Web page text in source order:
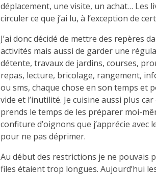
déplacement, une visite, un achat… Les
circuler ce que j’ai lu, à l’exception de
J’ai donc décidé de mettre des repères
activités mais aussi de garder une
détente, travaux de jardins, courses,
repas, lecture, bricolage, rangement,
ou sms, chaque chose en son temps et
vide et l’inutilité. Je cuisine aussi plus
prends le temps de les préparer moi-
confiture d’oignons que j’apprécie
pour ne pas déprimer.
Au début des restrictions je ne pouvais
files étaient trop longues. Aujourd’hui